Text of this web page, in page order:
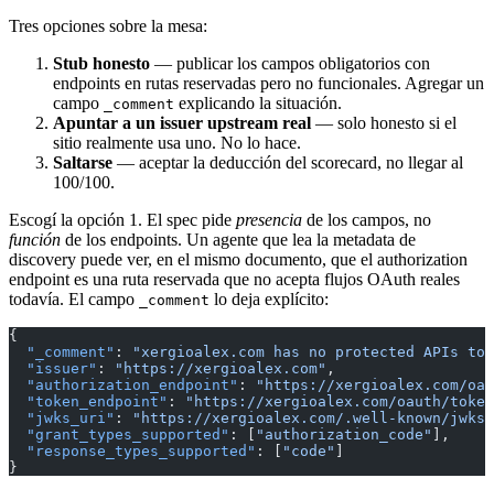
Tres opciones sobre la mesa:
Stub honesto — publicar los campos obligatorios con
endpoints en rutas reservadas pero no funcionales. Agregar un
campo
_comment explicando la situación.
Apuntar a un issuer upstream real — solo honesto si el
sitio realmente usa uno. No lo hace.
Saltarse — aceptar la deducción del scorecard, no llegar al
100/100.
Escogí la opción 1. El spec pide presencia de los campos, no
función de los endpoints. Un agente que lea la metadata de
discovery puede ver, en el mismo documento, que el authorization
endpoint es una ruta reservada que no acepta flujos OAuth reales
todavía. El campo
_comment lo deja explícito:
{
  "_comment"
:
"xergioalex.com has no protected APIs
  "issuer"
: "https://xergioalex.com" ,
  "authorization_endpoint"
:
"https://xergioalex.com/
  "token_endpoint"
:
"https://xergioalex.com/oauth/
  "jwks_uri"
:
"https://xergioalex.com/.well-known/
  "grant_types_supported"
: [ "authorization_code"
],
  "response_types_supported"
: [ "code"
}